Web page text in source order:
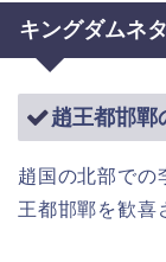
キングダムネ
趙王都邯鄲
趙国の北部での
王都邯鄲を歓喜